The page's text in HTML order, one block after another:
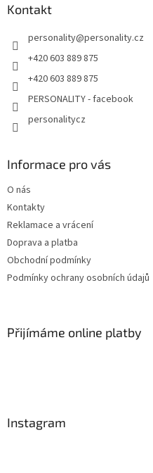
Kontakt
personality@personality.cz
+420 603 889 875
+420 603 889 875
PERSONALITY - facebook
personalitycz
Informace pro vás
O nás
Kontakty
Reklamace a vrácení
Doprava a platba
Obchodní podmínky
Podmínky ochrany osobních údajů
Přijímáme online platby
Instagram